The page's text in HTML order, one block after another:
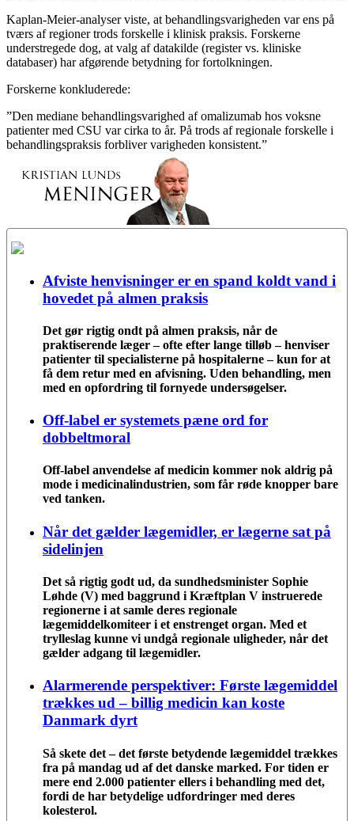
Kaplan-Meier-analyser viste, at behandlingsvarigheden var ens på
tværs af regioner trods forskelle i klinisk praksis. Forskerne
understregede dog, at valg af datakilde (register vs. kliniske
databaser) har afgørende betydning for fortolkningen.
Forskerne konkluderede:
”Den mediane behandlingsvarighed af omalizumab hos voksne
patienter med CSU var cirka to år. På trods af regionale forskelle i
behandlingspraksis forbliver varigheden konsistent.”
Afviste henvisninger er en spand koldt vand i
hovedet på almen praksis
Det gør rigtig ondt på almen praksis, når de
praktiserende læger – ofte efter lange tilløb – henviser
patienter til specialisterne på hospitalerne – kun for at
få dem retur med en afvisning. Uden behandling, men
med en opfordring til fornyede undersøgelser.
Off-label er systemets pæne ord for
dobbeltmoral
Off-label anvendelse af medicin kommer nok aldrig på
mode i medicinalindustrien, som får røde knopper bare
ved tanken.
Når det gælder lægemidler, er lægerne sat på
sidelinjen
Det så rigtig godt ud, da sundhedsminister Sophie
Løhde (V) med baggrund i Kræftplan V instruerede
regionerne i at samle deres regionale
lægemiddelkomiteer i et enstrenget organ. Med et
trylleslag kunne vi undgå regionale uligheder, når det
gælder adgang til lægemidler.
Alarmerende perspektiver: Første lægemiddel
trækkes ud – billig medicin kan koste
Danmark dyrt
Så skete det – det første betydende lægemiddel trækkes
fra på mandag ud af det danske marked. For tiden er
mere end 2.000 patienter ellers i behandling med det,
fordi de har betydelige udfordringer med deres
kolesterol.